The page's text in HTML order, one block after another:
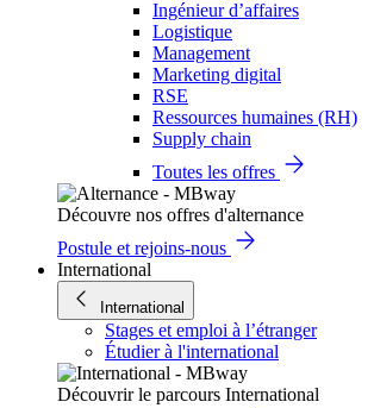
Ingénieur d’affaires
Logistique
Management
Marketing digital
RSE
Ressources humaines (RH)
Supply chain
Toutes les offres
Découvre nos offres d'alternance
Postule et rejoins-nous
International
International
Stages et emploi à l’étranger
Étudier à l'international
Découvrir le parcours International